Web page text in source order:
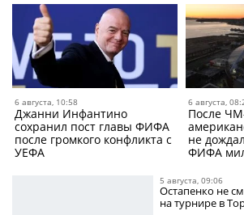
6 августа, 10:58
Джанни Инфантино
сохранил пост главы ФИФА
после громкого конфликта с
УЕФА
6 августа,
После
не
ФИФА
5 августа, 09:06
Остапенко не
на турнире в